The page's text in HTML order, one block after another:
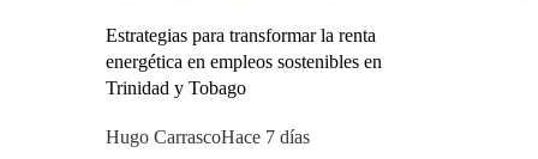
Estrategias para transformar la renta
energética en empleos sostenibles en
Trinidad y Tobago
Hugo CarrascoHace 7 días